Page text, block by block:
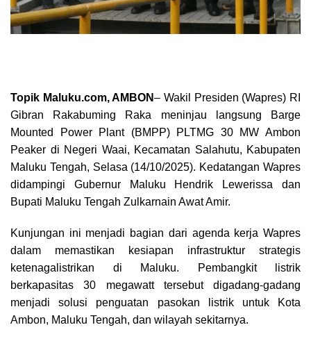
Topik Maluku.com, AMBON– Wakil Presiden (Wapres) RI
Gibran Rakabuming Raka meninjau langsung Barge
Mounted Power Plant (BMPP) PLTMG 30 MW Ambon
Peaker di Negeri Waai, Kecamatan Salahutu, Kabupaten
Maluku Tengah, Selasa (14/10/2025). Kedatangan Wapres
didampingi Gubernur Maluku Hendrik Lewerissa dan
Bupati Maluku Tengah Zulkarnain Awat Amir.
Kunjungan ini menjadi bagian dari agenda kerja Wapres
dalam memastikan kesiapan infrastruktur strategis
ketenagalistrikan di Maluku. Pembangkit listrik
berkapasitas 30 megawatt tersebut digadang-gadang
menjadi solusi penguatan pasokan listrik untuk Kota
Ambon, Maluku Tengah, dan wilayah sekitarnya.